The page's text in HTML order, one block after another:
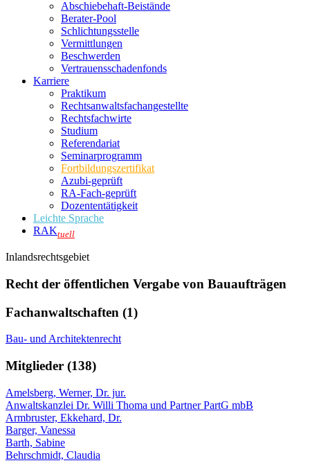
Abschiebehaft-Beistände
Berater-Pool
Schlichtungsstelle
Vermittlungen
Beschwerden
Vertrauensschadenfonds
Karriere
Praktikum
Rechtsanwalts­fachangestellte
Rechtsfachwirte
Studium
Referendariat
Seminarprogramm
Fortbildungszertifikat
Azubi-geprüft
RA-Fach-geprüft
Dozententätigkeit
Leichte Sprache
RAKtuell
Inlandsrechtsgebiet
Recht der öffentlichen Vergabe von Bauaufträgen
Fachanwaltschaften (1)
Bau- und Architektenrecht
Mitglieder (138)
Amelsberg, Werner, Dr. jur.
Anwaltskanzlei Dr. Willi Thoma und Partner PartG mbB
Armbruster, Ekkehard, Dr.
Barger, Vanessa
Barth, Sabine
Behrschmidt, Claudia